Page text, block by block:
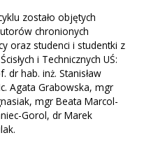
zostało objętych
chronionych
oraz studenci i studentki z
i Technicznych UŚ:
dr hab. inż. Stanisław
Agata Grabowska, mgr
mgr Beata Marcol-
Gorol, dr Marek